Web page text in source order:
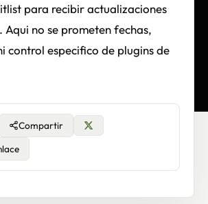
para recibir actualizaciones
Aqui no se prometen fechas,
control especifico de plugins de
Compartir